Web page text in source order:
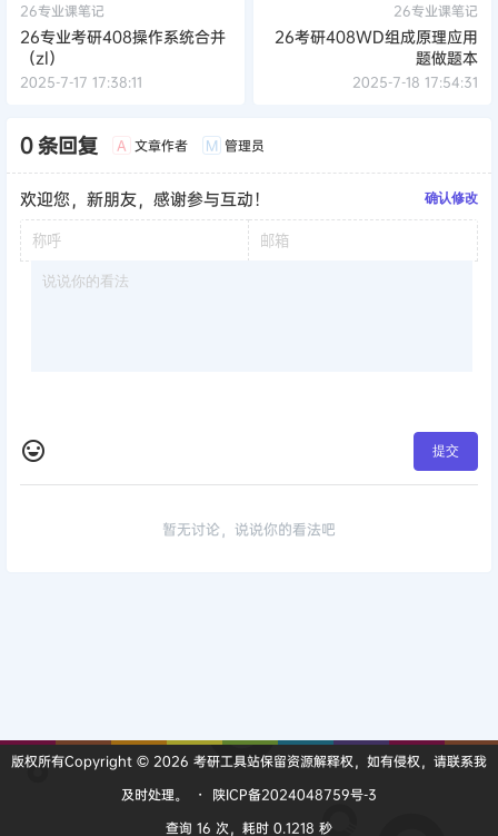
26专业课笔记
26专业考研408操作系统合并
（zl）
2025-7-17 17:38:11
26专业课笔记
26考研408WD组成原理应用
题做题本
2025-7-18 17:54:31
0 条回复 A 文章作者 M 管理员
欢迎您，新朋友，感谢参与互动！ 确认修改
提交
暂无讨论，说说你的看法吧
版权所有Copyright © 2026 考研工具站保留资源解释权，如有侵权，请联系我
及时处理。
・
陕ICP备2024048759号-3
查询 16 次，耗时 0.1218 秒